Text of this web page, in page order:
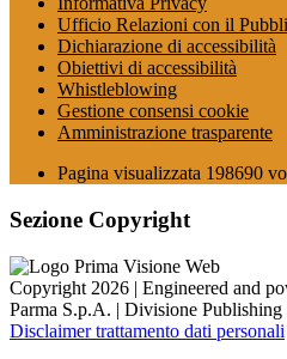
Ufficio Relazioni con il
Dichiarazione di accessibilità
Obiettivi di accessibilità
Whistleblowing
Gestione consensi cookie
Amministrazione trasparente
Pagina visualizzata 198690
Sezione Copyright
Copyright 2026 | Engineered and
Parma S.p.A. | Divisione
Disclaimer trattamento dati personali